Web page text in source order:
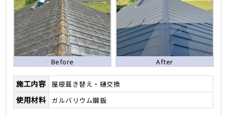
Before After
施工内容 屋根葺き替え・樋交換
使用材料 ガルバリウム鋼鈑